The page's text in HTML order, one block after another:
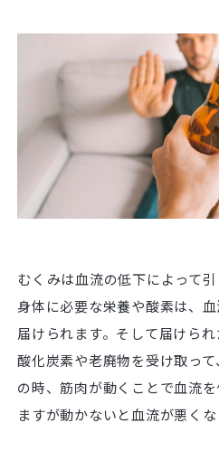
むくみは血流の低下によって
身体に必要な栄養や酸素は、
届けられます。そして届けら
酸化炭素や老廃物を受け取っ
の時、筋肉が動くことで血流
ますが動かないと血流が悪く